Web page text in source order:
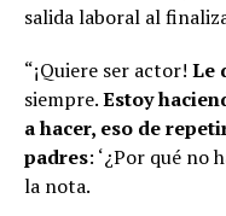
salida laboral al
“¡Quiere ser actor! Le
siempre.Estoy
a hacer, eso de
padres: ‘¿Por qué no
la nota.